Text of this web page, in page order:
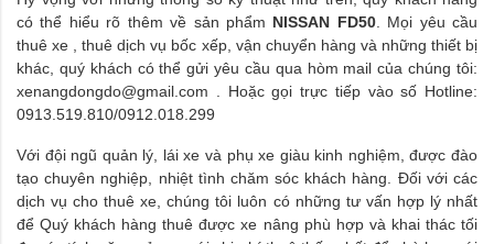
có thể hiểu rõ thêm về sản phẩm NISSAN FD50. Mọi yêu cầu
thuê xe , thuê dịch vụ bốc xếp, vận chuyển hàng và những thiết bị
khác, quý khách có thể gửi yêu cầu qua hòm mail của chúng tôi:
xenangdongdo@gmail.com . Hoặc gọi trực tiếp vào số Hotline:
0913.519.810/0912.018.299
Với đội ngũ quản lý, lái xe và phụ xe giàu kinh nghiệm, được đào
tạo chuyên nghiệp, nhiệt tình chăm sóc khách hàng. Đối với các
dịch vụ cho thuê xe, chúng tôi luôn có những tư vấn hợp lý nhất
để Quý khách hàng thuê được xe nâng phù hợp và khai thác tối